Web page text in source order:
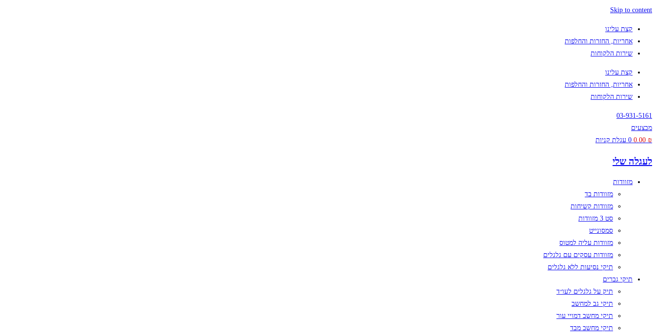
Skip to content
קצת עלינו
אחריות, החזרות והחלפות
שירות הלקוחות
קצת עלינו
אחריות, החזרות והחלפות
שירות הלקוחות
03-931-5161
מבצעים
0.00 ₪
0 עגלת קניות
לעגלה שלי
מזוודות
מזוודות בד
מזוודות קשיחות
סט 3 מזוודות
סמסונייט
מזוודות עליה למטוס
מזוודות עסקים עם גלגלים
תיקי נסיעות ללא גלגלים
תיקי גברים
תיק על גלגלים לעו״ד
תיקי גב למחשב
תיקי מחשב דמויי עור
תיקי מחשב מבד